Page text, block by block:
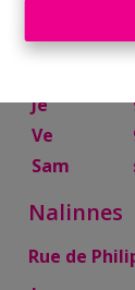
Ma
Je
Ve
Sam
Nalinnes
Rue de